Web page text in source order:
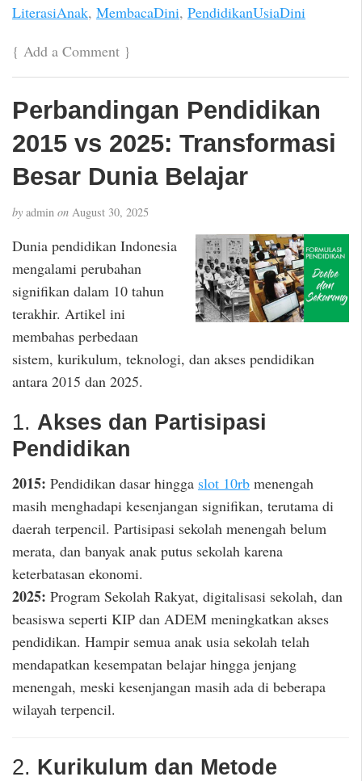
LiterasiAnak, MembacaDini, PendidikanUsiaDini
{ Add a Comment }
Perbandingan Pendidikan
2015 vs 2025: Transformasi
Besar Dunia Belajar
by admin on August 30, 2025
Dunia pendidikan Indonesia
mengalami perubahan
signifikan dalam 10 tahun
terakhir. Artikel ini
membahas perbedaan
sistem, kurikulum, teknologi, dan akses pendidikan
antara 2015 dan 2025.
1. Akses dan Partisipasi
Pendidikan
2015: Pendidikan dasar hingga slot 10rb menengah
masih menghadapi kesenjangan signifikan, terutama di
daerah terpencil. Partisipasi sekolah menengah belum
merata, dan banyak anak putus sekolah karena
keterbatasan ekonomi.
2025: Program Sekolah Rakyat, digitalisasi sekolah, dan
beasiswa seperti KIP dan ADEM meningkatkan akses
pendidikan. Hampir semua anak usia sekolah telah
mendapatkan kesempatan belajar hingga jenjang
menengah, meski kesenjangan masih ada di beberapa
wilayah terpencil.
2. Kurikulum dan Metode